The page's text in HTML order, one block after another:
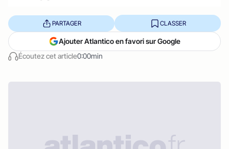
Écoutez cet article0:00min
PARTAGER CLASSER
Ajouter Atlantico en favori sur Google